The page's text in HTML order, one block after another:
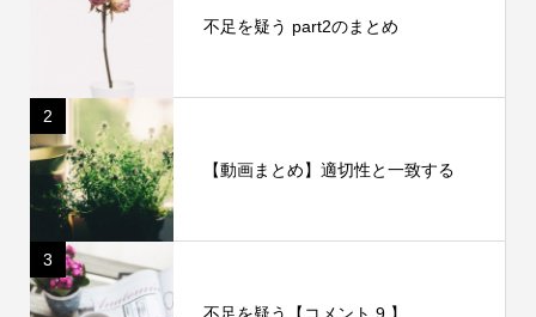
不足を疑う part2のまとめ
2
【動画まとめ】適切性と一致する
3